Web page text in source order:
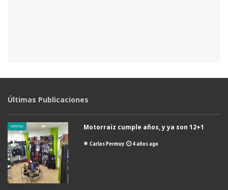
Últimas Publicaciones
LIFESTYLE Motorraiz cumple años, y ya son 12+1
Carlos Permuy 4 años ago